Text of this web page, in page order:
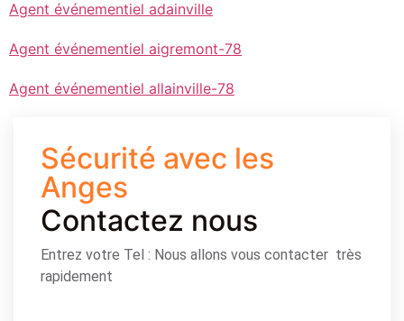
Agent événementiel adainville
Agent événementiel aigremont-78
Agent événementiel allainville-78
Sécurité avec les
Anges
Contactez nous
Entrez votre Tel : Nous allons vous contacter très
rapidement